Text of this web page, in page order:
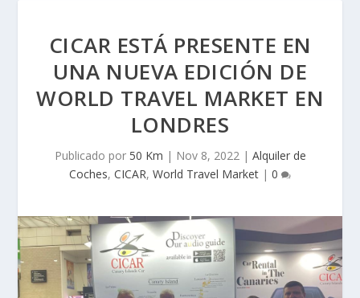
CICAR ESTÁ PRESENTE EN
UNA NUEVA EDICIÓN DE
WORLD TRAVEL MARKET EN
LONDRES
Publicado por 50 Km | Nov 8, 2022| Alquiler de
Coches, CICAR, World Travel Market | 0